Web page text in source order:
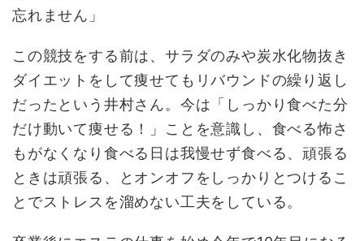
忘れません」
この競技をする前は、サラダのみや炭水化物抜き
ダイエットをして痩せてもリバウンドの繰り返し
だったという井村さん。今は「しっかり食べた分
だけ動いて痩せる！」ことを意識し、食べる怖さ
もがなくなり食べる日は我慢せず食べる、頑張る
ときは頑張る、とオンオフをしっかりとつけるこ
とでストレスを溜めない工夫をしている。